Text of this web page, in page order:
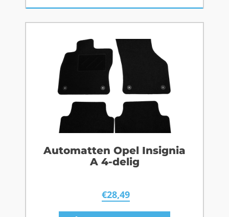
Automatten Opel Insignia
A 4-delig
€28,49